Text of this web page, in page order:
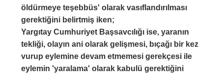
öldürmeye teşebbüs' olarak vasıflandırılması
gerektiğini belirtmiş iken;
Yargıtay Cumhuriyet Başsavcılığı ise, yaranın
tekliği, olayın ani olarak gelişmesi, bıçağı bir kez
vurup eylemine devam etmemesi gerekçesi ile
eylemin 'yaralama' olarak kabulü gerektiğini